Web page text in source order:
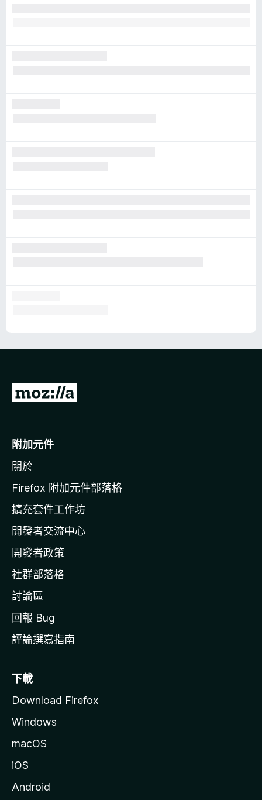
前
o
i
l
a
官
網
附加元件
關於
Firefox 附加元件部落格
擴充套件工作坊
開發者交流中心
開發者政策
社群部落格
討論區
回報 Bug
評論撰寫指南
下載
Download Firefox
Windows
macOS
iOS
Android